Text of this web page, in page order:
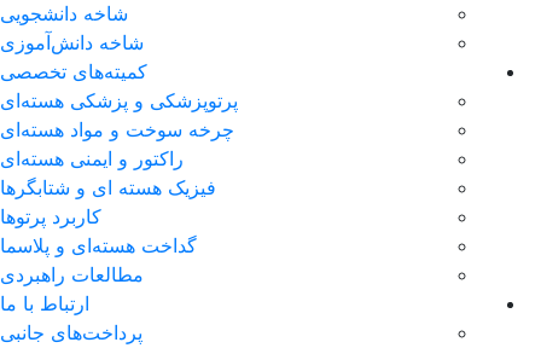
شاخه دانشجویی
شاخه دانش‌آموزی
کمیته‌های تخصصی
پرتوپزشکی و پزشکی هسته‌ای
چرخه سوخت و مواد هسته‌ای
راکتور و ایمنی هسته‌ای
فیزیک هسته ای و شتابگرها
کاربرد پرتوها
گداخت هسته‌ای و پلاسما
مطالعات راهبردی
ارتباط با ما
پرداخت‌های جانبی